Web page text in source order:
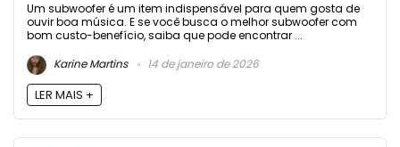
Um subwoofer é um item indispensável para quem gosta de
ouvir boa música. E se você busca o melhor subwoofer com
bom custo-benefício, saiba que pode encontrar ...
Karine Martins
14 de janeiro de 2026
LER MAIS +